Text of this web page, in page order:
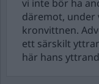
vi inte bör ha
däremot, under
kronvittnen.
ett särskilt
här hans